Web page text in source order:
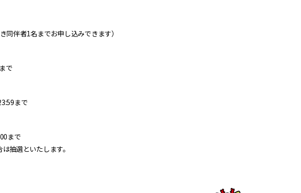
同伴者1名までお申し込みできます）
で
まで
まで
抽選といたします。